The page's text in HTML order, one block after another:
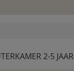
2-5 JAAR